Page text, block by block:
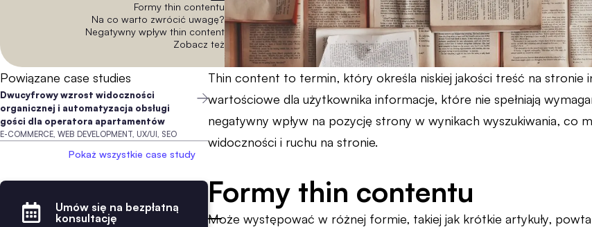
Formy thin contentu
Na co warto zwrócić uwagę?
Negatywny wpływ thin content
Zobacz też
Powiązane case studies
Dwucyfrowy wzrost widoczności
organicznej i automatyzacja obsługi
gości dla operatora apartamentów
E-COMMERCE, WEB DEVELOPMENT, UX/UI, SEO
Pokaż wszystkie case study
Umów się na bezpłatną
konsultację
Thin content to termin, który określa niskiej jakości treść na stronie
wartościowe dla użytkownika informacje, które nie spełniają
negatywny wpływ na pozycję strony w wynikach wyszukiwania, co
widoczności i ruchu na stronie.
Formy thin contentu
Może występować w różnej formie, takiej jak krótkie artykuły,